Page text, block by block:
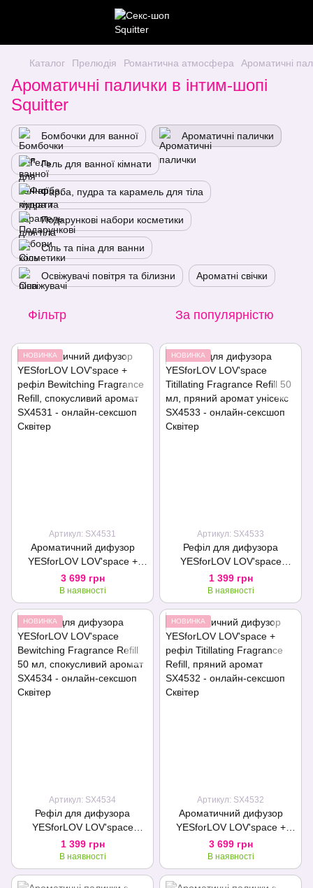
Каталог Прелюдія Романтична атмосфера Ароматичні
Ароматичні палички в інтим-шопі
Squitter
Бомбочки для ванної Ароматичні палички
Гель для ванної кімнати
Фарба, пудра та карамель для тіла
Подарункові набори косметики
Сіль та піна для ванни
Освіжувачі повітря та білизни Ароматні свічки
Фільтр За популярністю
НОВИНКА
Артикул: SX4531
Ароматичний дифузор
YESforLOV LOV'space +
рефіл Bewitching Fragrance
Refill, спокусливий аромат
3 699 грн
В наявності
НОВИНКА
Артикул: SX4533
Рефіл для дифузора
YESforLOV LOV'space
Titillating Fragrance Refill 50
мл, пряний аромат унісекс
1 399 грн
В наявності
НОВИНКА
Артикул: SX4534
Рефіл для дифузора
YESforLOV LOV'space
Bewitching Fragrance Refill
50 мл, спокусливий аромат
1 399 грн
В наявності
НОВИНКА
Артикул: SX4532
Ароматичний дифузор
YESforLOV LOV'space +
рефіл Titillating Fragrance
Refill, пряний аромат
3 699 грн
В наявності